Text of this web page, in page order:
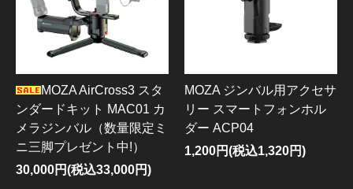
MOZA AirCross3 スタ
ンダードキット MAC01 カ
メラジンバル（数量限定ミ
ニ三脚プレゼント中!）
30,000円(税込33,000円)
MOZA ジンバル用アクセサ
リー スマートフォンホル
ダー ACP04
1,200円(税込1,320円)